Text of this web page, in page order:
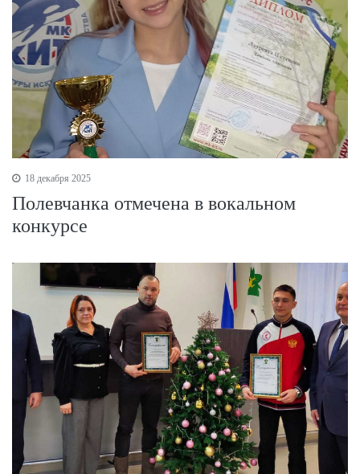
18 декабря 2025
Полевчанка отмечена в вокальном
конкурсе